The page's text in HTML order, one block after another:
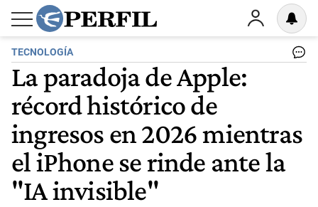
TECNOLOGÍA
La paradoja de Apple:
récord histórico de
ingresos en 2026 mientras
el iPhone se rinde ante la
"IA invisible"